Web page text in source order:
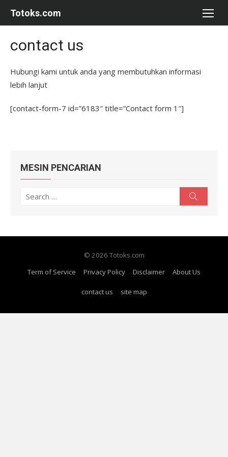
Totoks.com
contact us
Hubungi kami untuk anda yang membutuhkan informasi
lebih lanjut
[contact-form-7 id=”6183″ title=”Contact form 1″]
MESIN PENCARIAN
Search
© 2026 Totoks.com
Term of Service
Privacy Policy Disclaimer About Us
contact us site map